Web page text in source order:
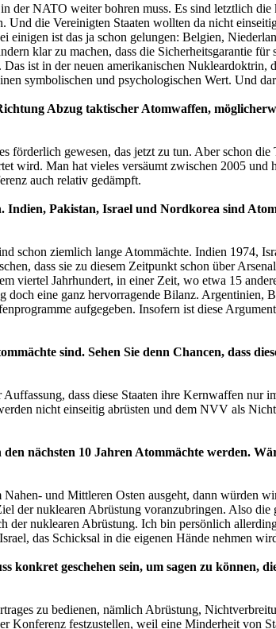
der NATO weiter bohren muss. Es sind letztlich
die Vereinigten Staaten wollten da nicht
ist das ja schon gelungen: Belgien,
klar zu machen, dass die Sicherheitsgarantie
ist in der neuen amerikanischen Nukleardoktrin,
symbolischen und psychologischen Wert. Und
Abzug taktischer Atomwaffen,
gewesen, das jetzt zu tun. Aber schon
wird. Man hat vieles versäumt zwischen 2005 und
auch relativ gedämpft.
Pakistan, Israel und Nordkorea sind
schon ziemlich lange Atommächte. Indien 1974,
dass sie zu diesem Zeitpunkt schon über
viertel Jahrhundert, in einer Zeit, wo etwa 15
eine ganz hervorragende Bilanz.
aufgegeben. Insofern ist diese
sind. Sehen Sie denn Chancen, dass
dass diese Staaten ihre Kernwaffen nur
nicht einseitig abrüsten und dem NVV als
nächsten 10 Jahren Atommächte werden.
und Mittleren Osten ausgeht, dann würden
der nuklearen Abrüstung voranzubringen. Also die
nuklearen Abrüstung. Ich bin persönlich
das Schicksal in die eigenen Hände nehmen
geschehen sein, um sagen zu können,
zu bedienen, nämlich Abrüstung,
festzustellen, weil eine Minderheit von